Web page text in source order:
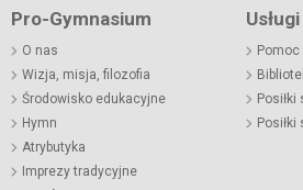
Pro-Gymnasium
O nas
Wizja, misja, filozofia
Środowisko edukacyjne
Hymn
Atrybutyka
Imprezy tradycyjne
Usługi